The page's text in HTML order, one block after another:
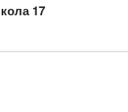
17